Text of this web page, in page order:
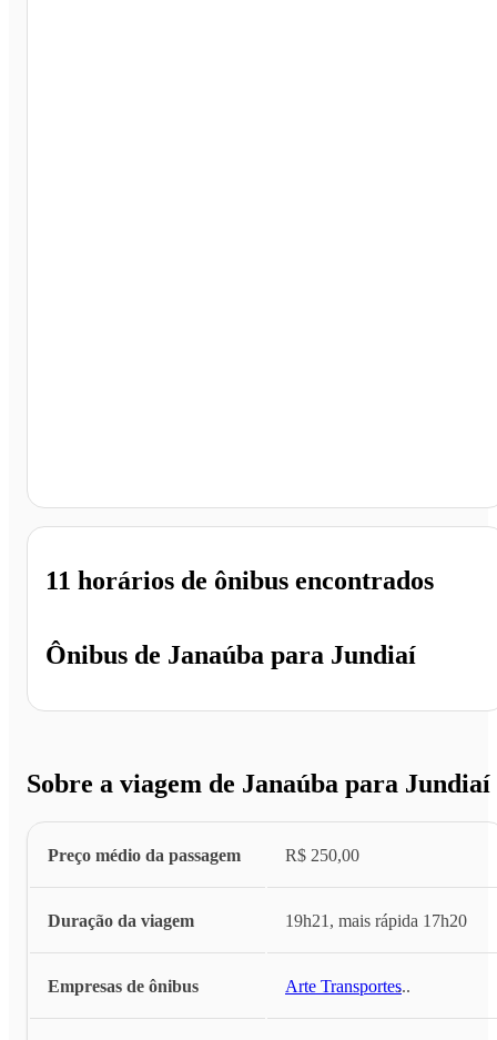
Ônibus de Janaúba para Jundiaí
11 horários de ônibus encontrados
Sobre a viagem de Janaúba para Jundiaí
Preço médio da passagem R$ 250,00
Duração da viagem 19h21, mais rápida 17h20
Empresas de ônibus Arte Transportes...